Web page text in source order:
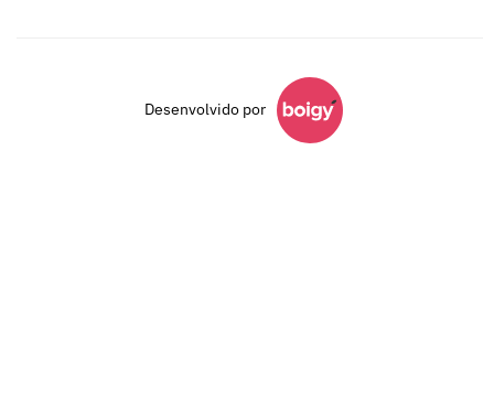
Desenvolvido por